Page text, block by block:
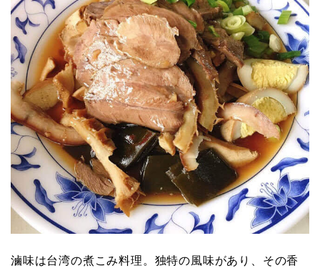
滷味は台湾の煮こみ料理。独特の風味があり、その香